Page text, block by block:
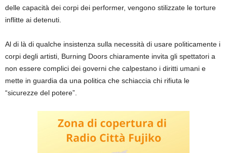
delle capacità dei corpi dei performer, vengono stilizzate le torture
inflitte ai detenuti.
Al di là di qualche insistenza sulla necessità di usare politicamente i
corpi degli artisti, Burning Doors chiaramente invita gli spettatori a
non essere complici dei governi che calpestano i diritti umani e
mette in guardia da una politica che schiaccia chi rifiuta le
“sicurezze del potere”.